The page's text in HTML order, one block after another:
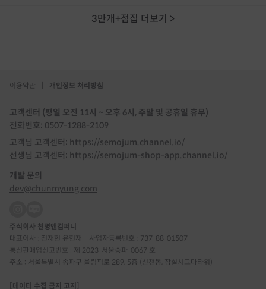
3만개+점집 더보기 >
이용약관 개인정보 처리방침
고객센터 (평일 오전 11시 ~ 오후 6시, 주말 및 공휴일 휴무)
전화번호: 0507-1288-2109
고객님 고객센터: https://semojum.channel.io/
선생님 고객센터: https://semojum-shop-app.channel.io/
개발 문의
dev@chunmyung.com
주식회사 천명앤컴퍼니
대표이사 : 전재현 유현재 사업자등록번호 : 737-88-01507
통신판매업신고번호 : 제 2023-서울송파-0067 호
주소 : 서울특별시 송파구 올림픽로 289, 5층 (신천동, 잠실시그마타워)
[데이터 수집 금지 고지]